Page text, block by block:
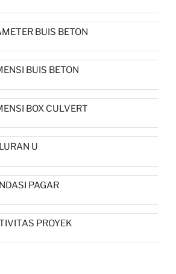
BUIS BETON
BUIS BETON
BOX CULVERT
U
PAGAR
PROYEK